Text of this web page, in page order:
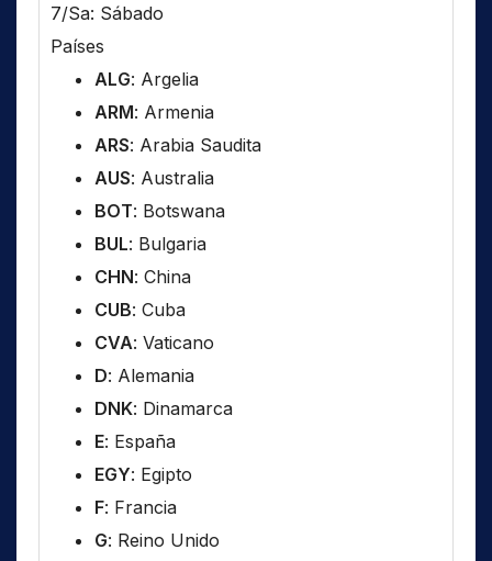
7/Sa: Sábado
Países
ALG: Argelia
ARM: Armenia
ARS: Arabia Saudita
AUS: Australia
BOT: Botswana
BUL: Bulgaria
CHN: China
CUB: Cuba
CVA: Vaticano
D: Alemania
DNK: Dinamarca
E: España
EGY: Egipto
F: Francia
G: Reino Unido